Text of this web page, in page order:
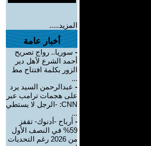
المزيد.....
أخبار عامة
- سوريا.. رواج تصريح
أحمد الشرع لأهل دير
الزور بكلمة افتتاح مط
...
- عبدالرحمن السيد يرد
على هجمات ترامب عبر
CNN: -الرجل لا يستطي
...
- أرباح -أدنوك- تقفز
59% في النصف الأول
من 2026 رغم التحديات